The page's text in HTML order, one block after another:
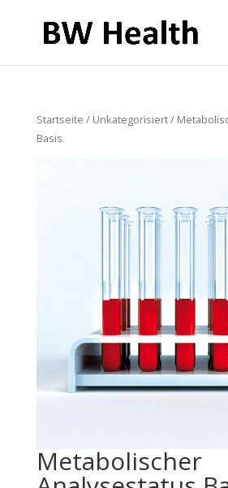
Startseite / Unkategorisiert/
Basis
Metabolischer